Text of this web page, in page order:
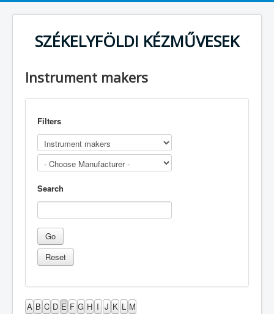
SZÉKELYFÖLDI KÉZMŰVESEK
Instrument makers
Filters
Search
A B C D E F G H I J K L M